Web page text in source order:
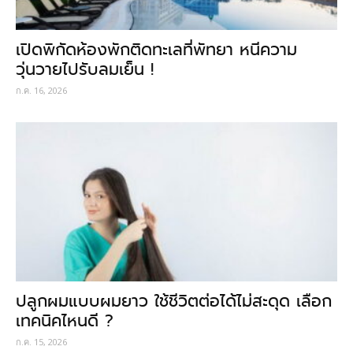
เปิดพิกัดห้องพักติดทะเลที่พัทยา หนีความ
วุ่นวายไปรับลมเย็น !
ก.ค. 16, 2026
ปลูกผมแบบผมยาว ใช้ชีวิตต่อได้ไม่สะดุด เลือก
เทคนิคไหนดี ?
ก.ค. 15, 2026